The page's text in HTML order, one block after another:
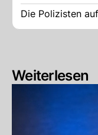
Die Polizisten
Weiterlesen